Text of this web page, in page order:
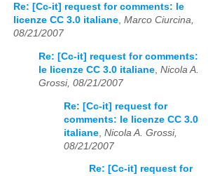
Re: [Cc-it] request for comments: le
licenze CC 3.0 italiane, Marco Ciurcina,
08/21/2007
Re: [Cc-it] request for comments:
le licenze CC 3.0 italiane, Nicola A.
Grossi, 08/21/2007
Re: [Cc-it] request for
comments: le licenze CC 3.0
italiane Nicola A. Grossi,
08/21/2007
Re: [Cc-it] request for